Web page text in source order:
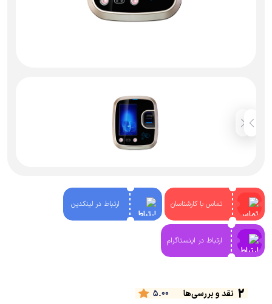
تماس با کارشناسان ارتباط در لینکدین
ارتباط در اینستاگرام
2 نقد و بررسی‌ها 5.00